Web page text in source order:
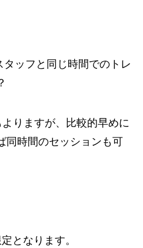
ッフと同じ時間でのトレ
りますが、比較的早めに
同時間のセッションも可
となります。